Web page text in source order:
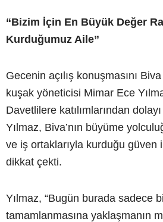
“Bizim İçin En Büyük Değer
Kurduğumuz Aile”
Gecenin açılış konuşmasını Biva
kuşak yöneticisi Mimar Ece
Davetlilere katılımlarından
Yılmaz, Biva’nın büyüme
ve iş ortaklarıyla kurduğu güven
dikkat çekti.
Yılmaz, “Bugün burada sadece
tamamlanmasına yaklaşmanın